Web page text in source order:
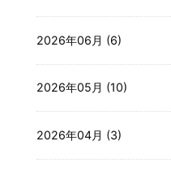
2026年06月 (6)
2026年05月 (10)
2026年04月 (3)